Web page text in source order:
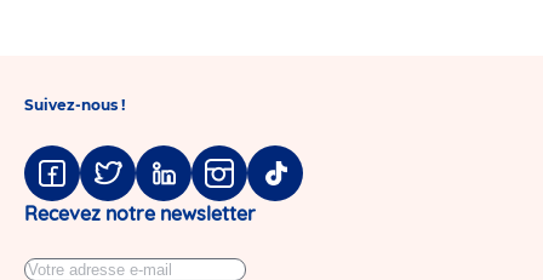
Suivez-nous !
Facebook
TwitterLinkedinInstagram
Tiktok
Recevez notre newsletter